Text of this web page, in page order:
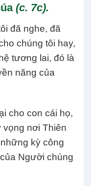
(c. 7c).
đã nghe, đã
chúng tôi hay,
tương lai, đó là
năng của
cho con cái họ,
vọng nơi Thiên
kỳ công
Người chúng